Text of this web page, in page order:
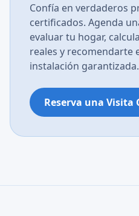
Confía en verdaderos
certificados. Agenda
evaluar tu hogar,
reales y recomendarte
instalación garantizada.
Reserva una Visita